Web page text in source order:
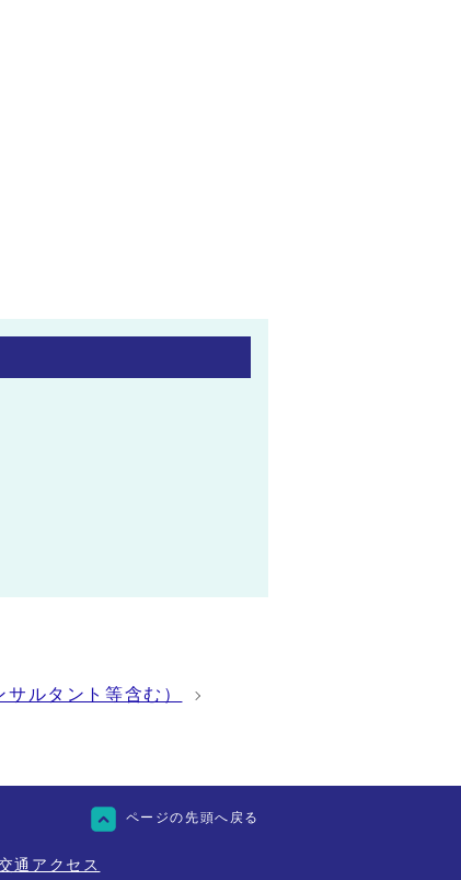
ルタント等含む）
ページの先頭へ戻る
通アクセス